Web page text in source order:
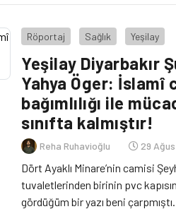
beri aklımdan hiç çıkmadı. Şöyle
edin, bu maddeyi bırakayım!
Röportaj Sağlık Yeşilay
Yeşilay Diyarbakır
Yahya Öger: İslamî
bağımlılığı ile
sınıfta kalmıştır!
Reha Ruhavioğlu 29
Dört Ayaklı Minare’nin camisi
tuvaletlerinden birinin pvc
gördüğüm bir yazı beni